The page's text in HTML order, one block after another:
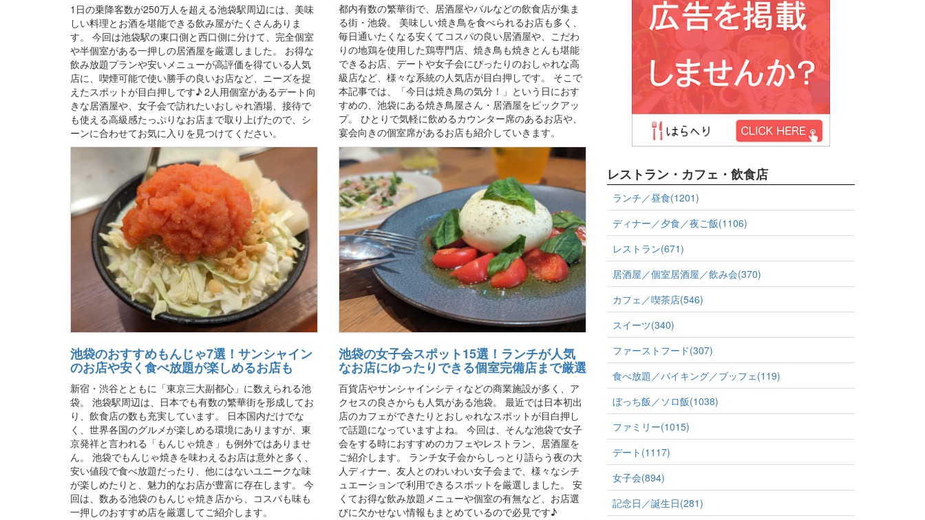
1日の乗降客数が250万人を超える池袋駅周辺には、美味
しい料理とお酒を堪能できる飲み屋がたくさんありま
す。 今回は池袋駅の東口側と西口側に分けて、完全個室
や半個室がある一押しの居酒屋を厳選しました。 お得な
飲み放題プランや安いメニューが高評価を得ている人気
店に、喫煙可能で使い勝手の良いお店など、ニーズを捉
えたスポットが目白押しです♪ 2人用個室があるデート向
きな居酒屋や、女子会で訪れたいおしゃれ酒場、接待で
も使える高級感たっぷりなお店まで取り上げたので、シ
ーンに合わせてお気に入りを見つけてください。
都内有数の繁華街で、居酒屋やバルなどの飲食店が集ま
る街・池袋。 美味しい焼き鳥を食べられるお店も多く、
毎日通いたくなる安くてコスパの良い居酒屋や、こだわ
りの地鶏を使用した鶏専門店、焼き鳥も焼きとんも堪能
できるお店、デートや女子会にぴったりのおしゃれな高
級店など、様々な系統の人気店が目白押しです。 そこで
本記事では、「今日は焼き鳥の気分！」という日におす
すめの、池袋にある焼き鳥屋さん・居酒屋をピックアッ
プ。 ひとりで気軽に飲めるカウンター席のあるお店や、
宴会向きの個室席があるお店も紹介していきます。
池袋のおすすめもんじゃ7選！サンシャイン
のお店や安く食べ放題が楽しめるお店も
新宿・渋谷とともに「東京三大副都心」に数えられる池
袋。 池袋駅周辺は、日本でも有数の繁華街を形成してお
り、飲食店の数も充実しています。 日本国内だけでな
く、世界各国のグルメが楽しめる環境にありますが、東
京発祥と言われる「もんじゃ焼き」も例外ではありませ
ん。 池袋でもんじゃ焼きを味わえるお店は意外と多く、
安い値段で食べ放題だったり、他にはないユニークな味
が楽しめたりと、魅力的なお店が豊富に存在します。 今
回は、数ある池袋のもんじゃ焼き店から、コスパも味も
一押しのおすすめ店を厳選してご紹介します。
池袋の女子会スポット15選！ランチが人気
なお店にゆったりできる個室完備店まで厳選
百貨店やサンシャインシティなどの商業施設が多く、ア
クセスの良さからも人気がある池袋。 最近では日本初出
店のカフェができたりとおしゃれなスポットが目白押し
で話題になっていますよね。 今回は、そんな池袋で女子
会をする時におすすめのカフェやレストラン、居酒屋を
ご紹介します。 ランチ女子会からしっとり語らう夜の大
人ディナー、友人とのわいわい女子会まで、様々なシチ
ュエーションで利用できるスポットを厳選しました。 安
くてお得な飲み放題メニューや個室の有無など、お店選
びに欠かせない情報もまとめているので必見です♪
レストラン・カフェ・飲食店
ランチ／昼食(1201)
ディナー／夕食／夜ご飯(1106)
レストラン(671)
居酒屋／個室居酒屋／飲み会(370)
カフェ／喫茶店(546)
スイーツ(340)
ファーストフード(307)
食べ放題／バイキング／ブッフェ(119)
ぼっち飯／ソロ飯(1038)
ファミリー(1015)
デート(1117)
女子会(894)
記念日／誕生日(281)